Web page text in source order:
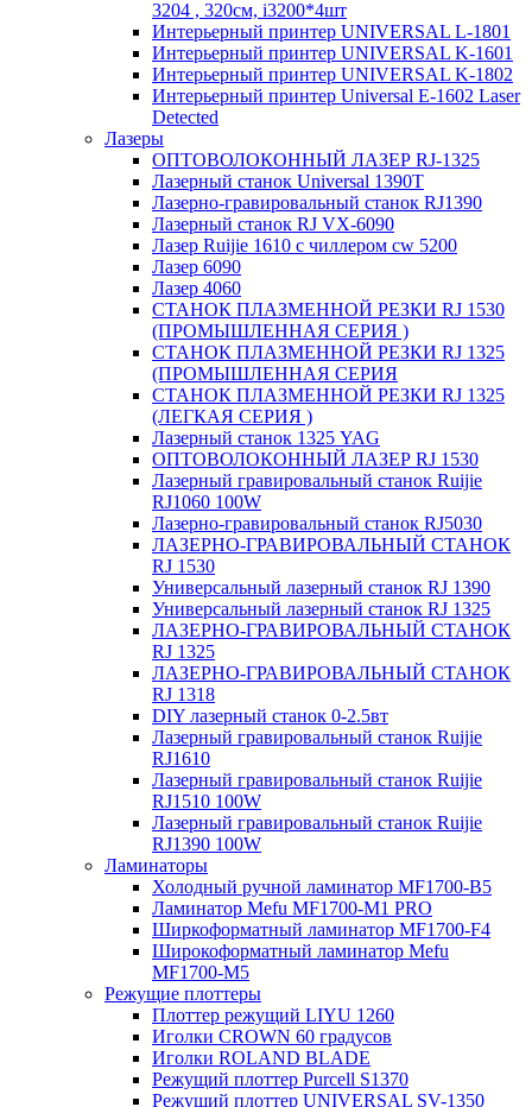
3204 , 320см, i3200*4шт
Интерьерный принтер UNIVERSAL L-1801
Интерьерный принтер UNIVERSAL K-1601
Интерьерный принтер UNIVERSAL K-1802
Интерьерный принтер Universal E-1602 Laser
Detected
Лазеры
ОПТОВОЛОКОННЫЙ ЛАЗЕР RJ-1325
Лазерный станок Universal 1390T
Лазерно-гравировальный станок RJ1390
Лазерный станок RJ VX-6090
Лазер Ruijie 1610 с чиллером cw 5200
Лазер 6090
Лазер 4060
СТАНОК ПЛАЗМЕННОЙ РЕЗКИ RJ 1530
(ПРОМЫШЛЕННАЯ СЕРИЯ )
СТАНОК ПЛАЗМЕННОЙ РЕЗКИ RJ 1325
(ПРОМЫШЛЕННАЯ СЕРИЯ
СТАНОК ПЛАЗМЕННОЙ РЕЗКИ RJ 1325
(ЛЕГКАЯ СЕРИЯ )
Лазерный станок 1325 YAG
ОПТОВОЛОКОННЫЙ ЛАЗЕР RJ 1530
Лазерный гравировальный станок Ruijie
RJ1060 100W
Лазерно-гравировальный станок RJ5030
ЛАЗЕРНО-ГРАВИРОВАЛЬНЫЙ СТАНОК
RJ 1530
Универсальный лазерный станок RJ 1390
Универсальный лазерный станок RJ 1325
ЛАЗЕРНО-ГРАВИРОВАЛЬНЫЙ СТАНОК
RJ 1325
ЛАЗЕРНО-ГРАВИРОВАЛЬНЫЙ СТАНОК
RJ 1318
DIY лазерный станок 0-2.5вт
Лазерный гравировальный станок Ruijie
RJ1610
Лазерный гравировальный станок Ruijie
RJ1510 100W
Лазерный гравировальный станок Ruijie
RJ1390 100W
Ламинаторы
Холодный ручной ламинатор MF1700-B5
Ламинатор Mefu MF1700-M1 PRO
Ширкоформатный ламинатор MF1700-F4
Широкоформатный ламинатор Mefu
MF1700-M5
Режущие плоттеры
Плоттер режущий LIYU 1260
Иголки CROWN 60 градусов
Иголки ROLAND BLADE
Режущий плоттер Purcell S1370
Режущий плоттер UNIVERSAL SV-1350